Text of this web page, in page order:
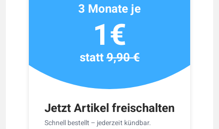
Jetzt Artikel freischalten
Schnell bestellt – jederzeit kündbar.
3 Monate je
1€
statt9,90 €